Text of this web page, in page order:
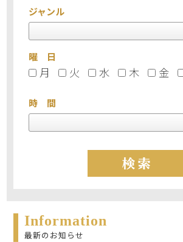
ジャンル
曜 日
月 火 水 木 金
時 間
Information
最新のお知らせ